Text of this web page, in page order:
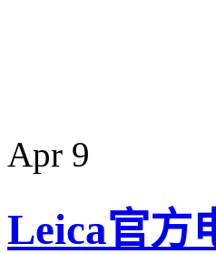
Apr 9
Leica官方